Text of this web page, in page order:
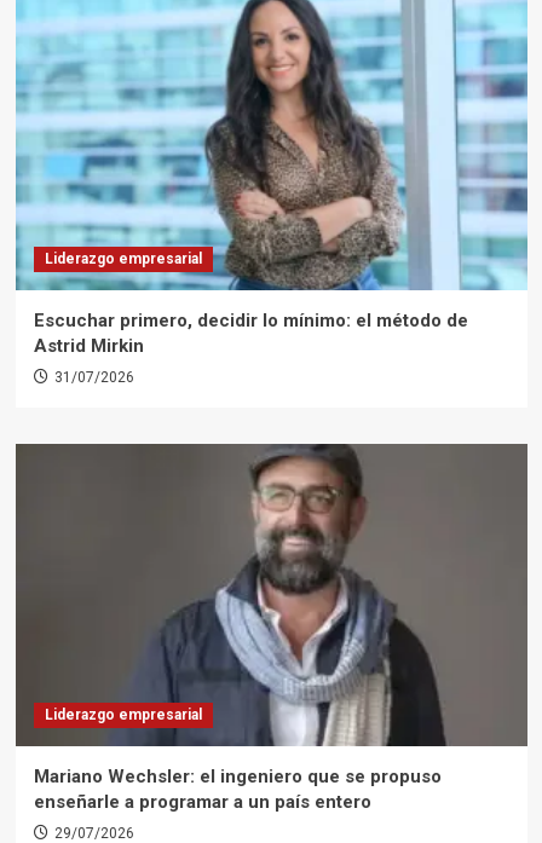
Liderazgo empresarial
Escuchar primero, decidir lo mínimo: el método de
Astrid Mirkin
31/07/2026
Liderazgo empresarial
Mariano Wechsler: el ingeniero que se propuso
enseñarle a programar a un país entero
29/07/2026